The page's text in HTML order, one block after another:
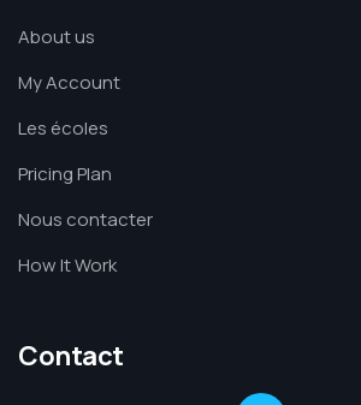
About us
My Account
Les écoles
Pricing Plan
Nous contacter
How It Work
Contact